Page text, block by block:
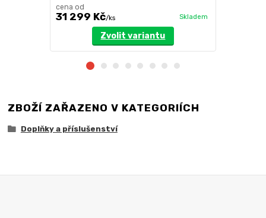
cena od
31 299 Kč/ks Skladem
Zvolit variantu
ZBOŽÍ ZAŘAZENO V KATEGORIÍCH
Doplňky a příslušenství